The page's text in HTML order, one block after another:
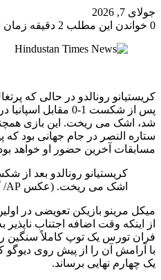
جولای 7, 2026
0 خواندن این مطلب 2 دقیقه زمان میبرد
پس از شکست 1-0
شد، اشک می ریخت. این بازی
ستاره النصر در جام جهانی بود که
مسابقات آخرین حضور او خواهد
کریستیانو رونالدو بعد از
اشک می ریخت. (عکس AP/ گرت پترسون)
میکل مرینو بازیکن تعویضی در
از اینکه وقت اضافه اجتناب
فران تورس یک توپ کاملاً سنگین
با آرامش آن را از پیش روی دیوگو
یک چهارم نهایی برساند.